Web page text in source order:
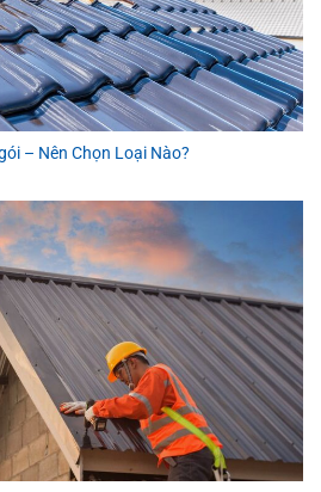
– Nên Chọn Loại Nào?